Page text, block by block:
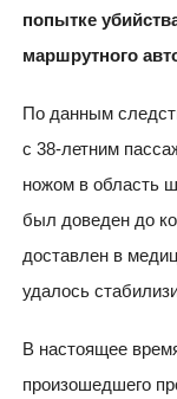
попытке
маршрутного
По данным
с 38-летним
ножом в область
был доведен до
доставлен в
удалось
В настоящее
произошедшего